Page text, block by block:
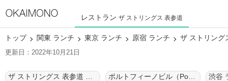
レストラン ザ ストリングス 表参道
トップ 関東 ランチ 東京 ランチ 原宿 ランチ ザ ストリング
更新日：2022年10月21日
渋谷